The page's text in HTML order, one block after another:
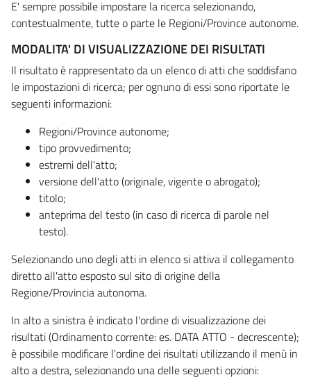
E' sempre possibile impostare la ricerca selezionando,
contestualmente, tutte o parte le Regioni/Province autonome.
MODALITA' DI VISUALIZZAZIONE DEI RISULTATI
Il risultato è rappresentato da un elenco di atti che soddisfano
le impostazioni di ricerca; per ognuno di essi sono riportate le
seguenti informazioni:
Regioni/Province autonome;
tipo provvedimento;
estremi dell'atto;
versione dell'atto (originale, vigente o abrogato);
titolo;
anteprima del testo (in caso di ricerca di parole nel
testo).
Selezionando uno degli atti in elenco si attiva il collegamento
diretto all'atto esposto sul sito di origine della
Regione/Provincia autonoma.
In alto a sinistra è indicato l'ordine di visualizzazione dei
risultati (Ordinamento corrente: es. DATA ATTO - decrescente);
è possibile modificare l'ordine dei risultati utilizzando il menù in
alto a destra, selezionando una delle seguenti opzioni: